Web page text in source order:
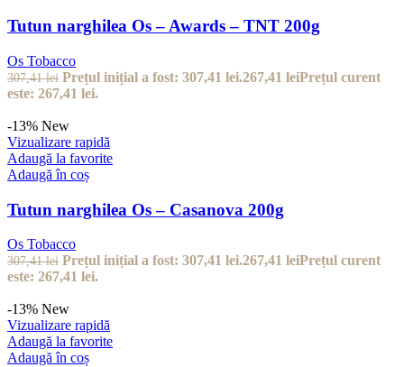
Tutun narghilea Os – Awards – TNT 200g
Os Tobacco
307,41lei Prețul inițial a fost: 307,41 lei.267,41 leiPrețul curent
este: 267,41 lei.
-13% New
Vizualizare rapidă
Adaugă la favorite
Adaugă în coș
Tutun narghilea Os – Casanova 200g
Os Tobacco
307,41lei Prețul inițial a fost: 307,41 lei.267,41 leiPrețul curent
este: 267,41 lei.
-13% New
Vizualizare rapidă
Adaugă la favorite
Adaugă în coș